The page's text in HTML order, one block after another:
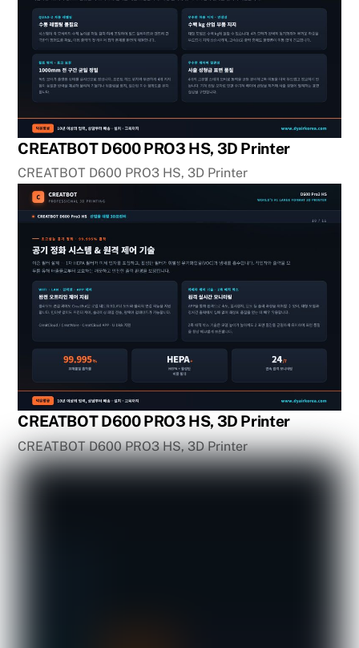
CREATBOT D600 PRO3 HS, 3D Printer
CREATBOT D600 PRO3 HS, 3D Printer
CREATBOT D600 PRO3 HS, 3D Printer
CREATBOT D600 PRO3 HS, 3D Printer